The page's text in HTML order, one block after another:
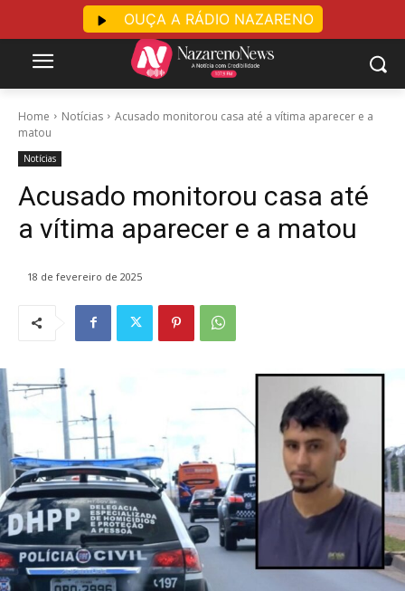
Home Notícias
Acusado monitorou casa até a vítima aparecer e a
matou
Notícias
Acusado monitorou casa até
a vítima aparecer e a matou
18 de fevereiro de 2025
OUÇA A RÁDIO NAZARENO